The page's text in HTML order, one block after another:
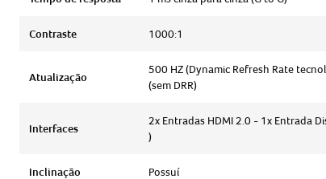
Contraste 1000:1
Atualização
500 HZ (Dynamic Refresh Rate
(sem DRR)
Interfaces
2x Entradas HDMI 2.0 - 1x Entrada
)
Inclinação Possuí